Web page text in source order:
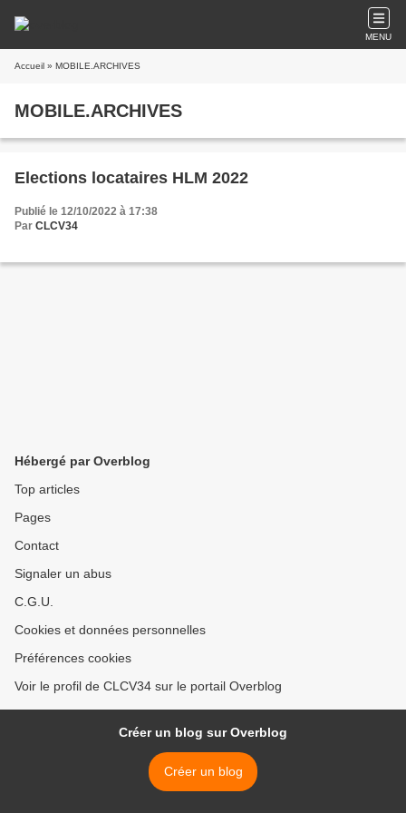
MENU
Accueil » MOBILE.ARCHIVES
MOBILE.ARCHIVES
Elections locataires HLM 2022
Publié le 12/10/2022 à 17:38
Par CLCV34
Hébergé par Overblog
Top articles
Pages
Contact
Signaler un abus
C.G.U.
Cookies et données personnelles
Préférences cookies
Voir le profil de CLCV34 sur le portail Overblog
Créer un blog sur Overblog
Créer un blog